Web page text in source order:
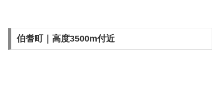
伯耆町｜高度3500m付近